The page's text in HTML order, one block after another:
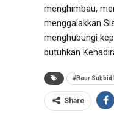
menghimbau,
menggalakkan
menghubungi
butuhkan
#Baur Subbid
Share